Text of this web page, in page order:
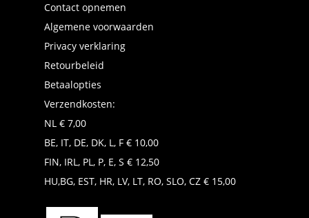
Contact opnemen
Algemene voorwaarden
Privacy verklaring
Retourbeleid
Betaalopties
Verzendkosten:
NL € 7,00
BE, IT, DE, DK, L, F € 10,00
FIN, IRL, PL, P, E, S € 12,50
HU,BG, EST, HR, LV, LT, RO, SLO, CZ € 15,00